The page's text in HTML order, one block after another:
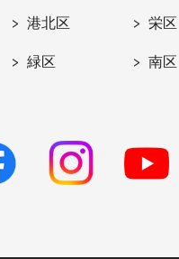
港北区 栄区
緑区 南区